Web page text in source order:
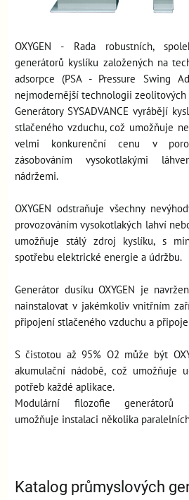
OXYGEN - Rada robustních,
generátorů kyslíku založených na
adsorpce (PSA - Pressure Swing
nejmodernější technologii
Generátory SYSADVANCE vyrábějí
stlačeného vzduchu, což umožňuje
velmi konkurenční cenu v
zásobováním vysokotlakými
nádržemi.
OXYGEN odstraňuje všechny
provozováním vysokotlakých lahví
umožňuje stálý zdroj kyslíku, s
spotřebu elektrické energie a údržbu.
Generátor dusíku OXYGEN je
nainstalovat v jakémkoliv vnitřním
připojení stlačeného vzduchu a
S čistotou až 95% O2 může být
akumulační nádobě, což umožňuje
potřeb každé aplikace.
Modulární filozofie generátorů
umožňuje instalaci několika
Katalog průmyslových